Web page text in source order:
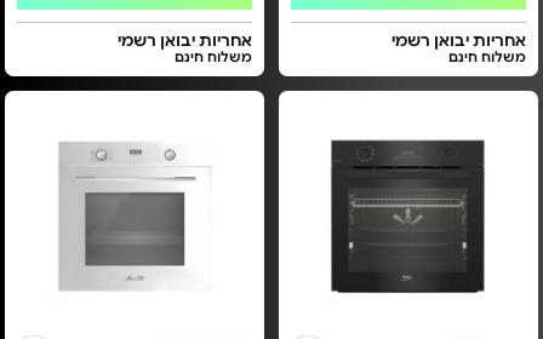
אחריות יבואן רשמי
משלוח חינם
אחריות יבואן רשמי
משלוח חינם